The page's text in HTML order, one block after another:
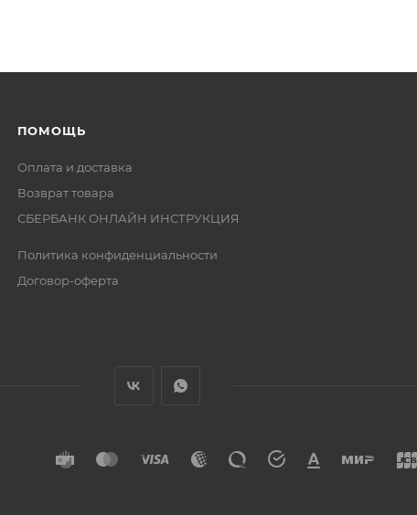
ПОМОЩЬ
Оплата и доставка
Возврат товара
СБЕРБАНК ОНЛАЙН ИНСТРУКЦИЯ
Политика конфиденциальности
Договор-оферта